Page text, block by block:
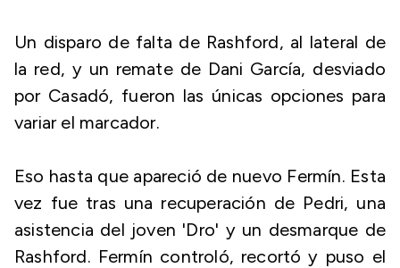
Un disparo de falta de Rashford, al lateral de
la red, y un remate de Dani García, desviado
por Casadó, fueron las únicas opciones para
variar el marcador.
Eso hasta que apareció de nuevo Fermín. Esta
vez fue tras una recuperación de Pedri, una
asistencia del joven 'Dro' y un desmarque de
Rashford. Fermín controló, recortó y puso el